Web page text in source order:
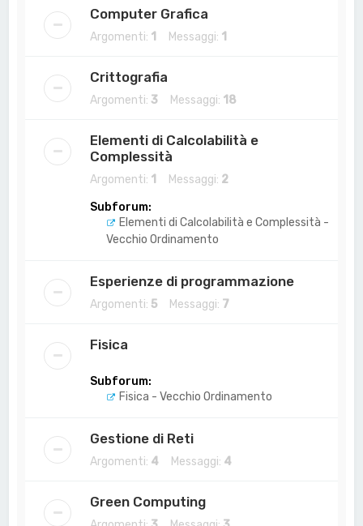
Computer Grafica
Argomenti: 1 Messaggi: 1
Crittografia
Argomenti: 3 Messaggi: 18
Elementi di Calcolabilità e
Complessità
Argomenti: 1 Messaggi: 2
Subforum:
Elementi di Calcolabilità e Complessità -
Vecchio Ordinamento
Esperienze di programmazione
Argomenti: 5 Messaggi: 7
Fisica
Subforum:
Fisica - Vecchio Ordinamento
Gestione di Reti
Argomenti: 4 Messaggi: 4
Green Computing